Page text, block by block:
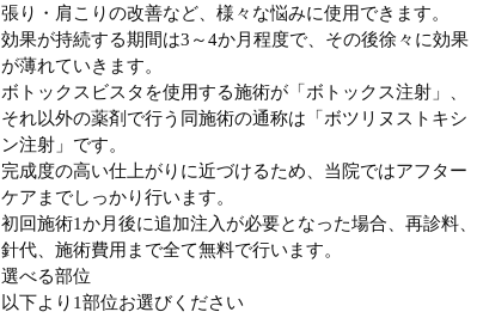
張り・肩こりの改善など、様々な悩みに使用できます。
効果が持続する期間は3～4か月程度で、その後徐々に効果
が薄れていきます。
ボトックスビスタを使用する施術が「ボトックス注射」、
それ以外の薬剤で行う同施術の通称は「ボツリヌストキシ
ン注射」です。
完成度の高い仕上がりに近づけるため、当院ではアフター
ケアまでしっかり行います。
初回施術1か月後に追加注入が必要となった場合、再診料、
針代、施術費用まで全て無料で行います。
選べる部位
以下より1部位お選びください